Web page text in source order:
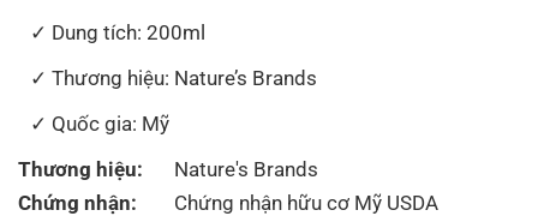
Dung tích: 200ml
Thương hiệu: Nature’s Brands
Quốc gia: Mỹ
Thương hiệu:
Nature's Brands
Chứng nhận:
Chứng nhận hữu cơ Mỹ USDA